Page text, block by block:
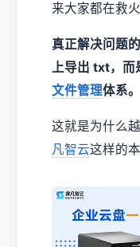
来大家都在救
真正解决问题
上导出 txt，而
文件管理体系。
这就是为什么
凡智云这样的